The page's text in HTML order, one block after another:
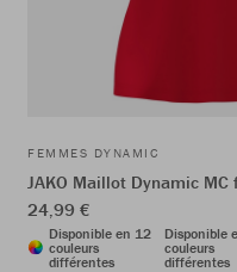
FEMMES DYNAMIC
JAKO Maillot Dynamic MC
24,99 €
Disponible en 12
couleurs
différentes
Disponible
couleurs
différentes